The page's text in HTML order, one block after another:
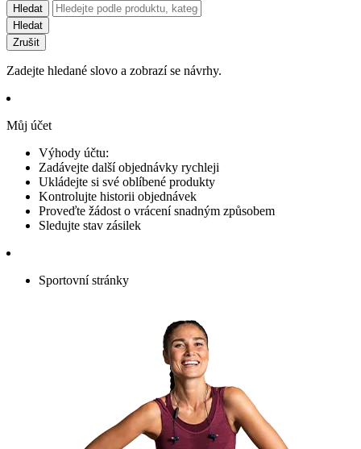
Hledat
Hledat
Zrušit
Zadejte hledané slovo a zobrazí se návrhy.
Můj účet
Výhody účtu:
Zadávejte další objednávky rychleji
Ukládejte si své oblíbené produkty
Kontrolujte historii objednávek
Proveďte žádost o vrácení snadným způsobem
Sledujte stav zásilek
Sportovní stránky